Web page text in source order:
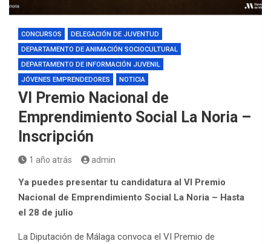
CONCURSOS
DELEGACIÓN DE JUVENTUD
DEPARTAMENTO DE ANIMACIÓN SOCIOCULTURAL
DEPARTAMENTO DE INFORMACIÓN JUVENIL
JÓVENES EMPRENDEDORES
NOTICIA
VI Premio Nacional de
Emprendimiento Social La Noria –
Inscripción
1 año atrás admin
Ya puedes presentar tu candidatura al VI Premio
Nacional de Emprendimiento Social La Noria – Hasta
el 28 de julio
La Diputación de Málaga convoca el VI Premio de